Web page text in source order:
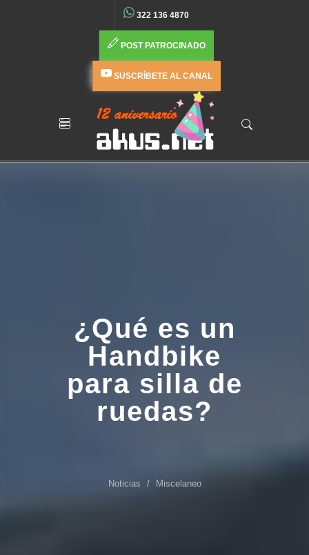
322 136 4870
POST PATROCINADO
SUSCRÍBETE AL CANAL
¿Qué es un
Handbike
para silla de
ruedas?
Noticias Miscelaneo